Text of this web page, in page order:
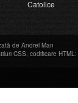
Catolice
de Andrei Man
CSS, codificare HTML: